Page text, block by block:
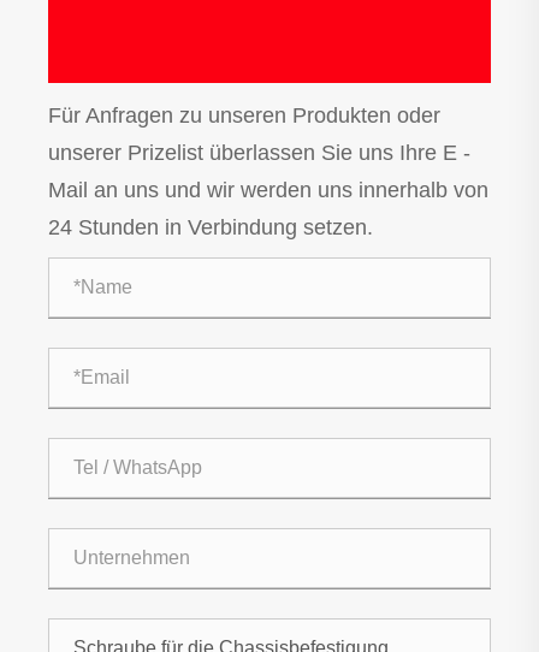
Für Anfragen zu unseren Produkten oder
unserer Prizelist überlassen Sie uns Ihre E -
Mail an uns und wir werden uns innerhalb von
24 Stunden in Verbindung setzen.